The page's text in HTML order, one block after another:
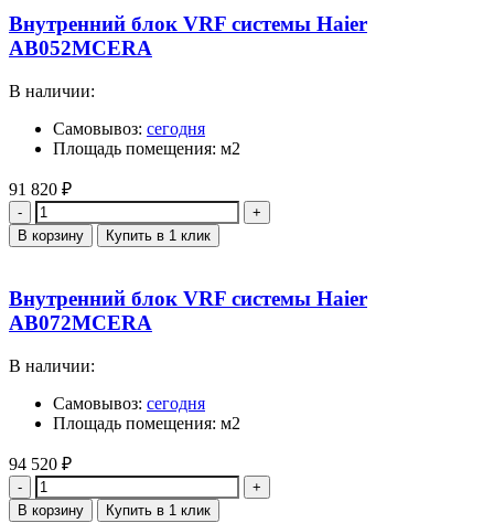
Внутренний блок VRF системы Haier
AB052MCERA
В наличии:
Самовывоз: сегодня
Площадь помещения: м2
91 820 ₽
Количество
В корзину Купить в 1 клик
Внутренний блок VRF системы Haier
AB072MCERA
В наличии:
Самовывоз: сегодня
Площадь помещения: м2
94 520 ₽
Количество
В корзину Купить в 1 клик